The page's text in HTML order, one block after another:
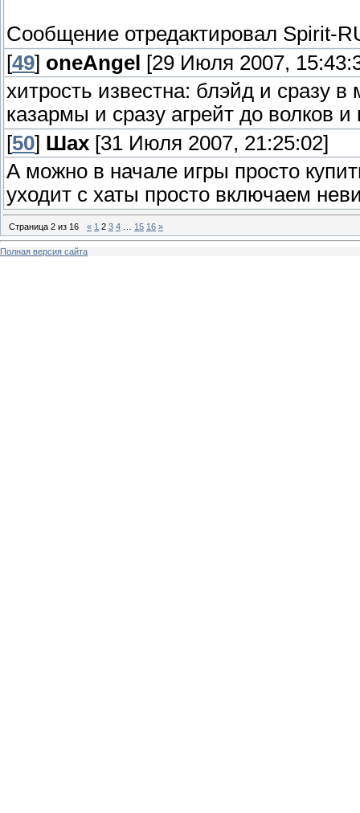
Сообщение отредактировал Spirit-
[49] oneAngel
[29 Июля 2007,
хитрость известна: блэйд и сразу
казармы и сразу агрейт до волков и
[50] Шах [31 Июля 2007, 21:25:02]
А можно в начале игры просто
уходит с хаты просто включаем
Страница 2 из 16 « 1 2 3 4 15 16 »
Полная версия сайта